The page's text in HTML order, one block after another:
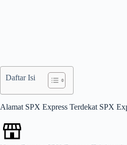
Daftar Isi
Alamat SPX Express Terdekat SPX